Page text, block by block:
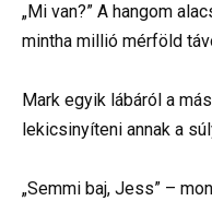
„Mi van?” A hangom
mintha millió mérföld
Mark egyik lábáról a
lekicsinyíteni annak a
„Semmi baj, Jess” –